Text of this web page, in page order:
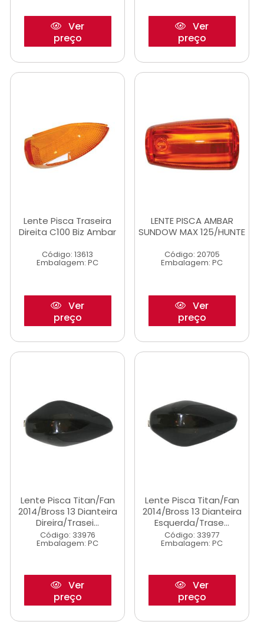
Ver
preço
Ver
preço
Lente Pisca Traseira
Direita C100 Biz Ambar
Código: 13613
Embalagem: PC
Ver
preço
LENTE PISCA AMBAR
SUNDOW MAX 125/HUNTE
Código: 20705
Embalagem: PC
Ver
preço
Lente Pisca Titan/Fan
2014/Bross 13 Dianteira
Direira/Trasei...
Código: 33976
Embalagem: PC
Ver
preço
Lente Pisca Titan/Fan
2014/Bross 13 Dianteira
Esquerda/Trase...
Código: 33977
Embalagem: PC
Ver
preço